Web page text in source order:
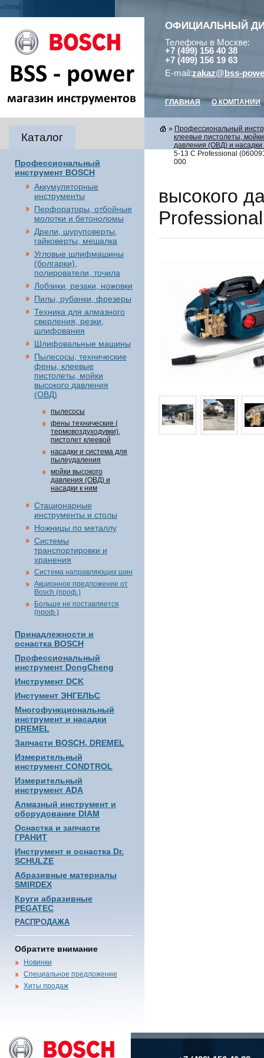
ОФИЦИАЛЬНЫЙ
Телефоны в Москве:
+7 (499) 156 40 38
+7 (499) 156 19 63
E-mail:zakaz@bss-
ГЛАВНАЯ О КОМПАНИИ
Каталог
Профессиональный
инструмент BOSCH
Аккумуляторные
инструменты
Перфораторы, отбойные
молотки и бетоноломы
Дрели, шуруповерты,
гайковерты, мешалка
Угловые шлифмашины
(болгарки),
полирователи, точила
Лобзики, резаки, ножовки
Пилы, рубанки, фрезеры
Техника для алмазного
сверления, резки,
шлифования
Шлифовальные машины
Пылесосы, технические
фены, клеевые
пистолеты, мойки
высокого давления
(ОВД)
пылесосы
фены технические (
термовоздуходувки),
пистолет клеевой
насадки и система для
пылеудаления
мойки высокого
давления (ОВД) и
насадки к ним
Стационарные
инструменты и столы
Ножницы по металлу
Системы
транспортировки и
хранения
Система направляющих шин
Акционное предложение от
Bosch (проф.)
Больше не поставляется
(проф.)
Принадлежности и
оснастка BOSCH
Профессиональный
инструмент DongCheng
Инструмент DCK
Инстумент ЭНГЕЛЬС
Многофункциональный
инструмент и насадки
DREMEL
Запчасти BOSCH, DREMEL
Измерительный
инструмент CONDTROL
Измерительный
инструмент ADA
Алмазный инструмент и
оборудование DIAM
Оснастка и запчасти
ГРАНИТ
Инструмент и оснастка Dr.
SCHULZE
Абразивные материалы
SMIRDEX
Круги абразивные
PEGATEC
РАСПРОДАЖА
Обратите внимание
Новинки
Специальное предложение
Хиты продаж
» Профессиональный
клеевые пистолеты,
давления (ОВД) и насадки
5-13 C Professional
000
высокого